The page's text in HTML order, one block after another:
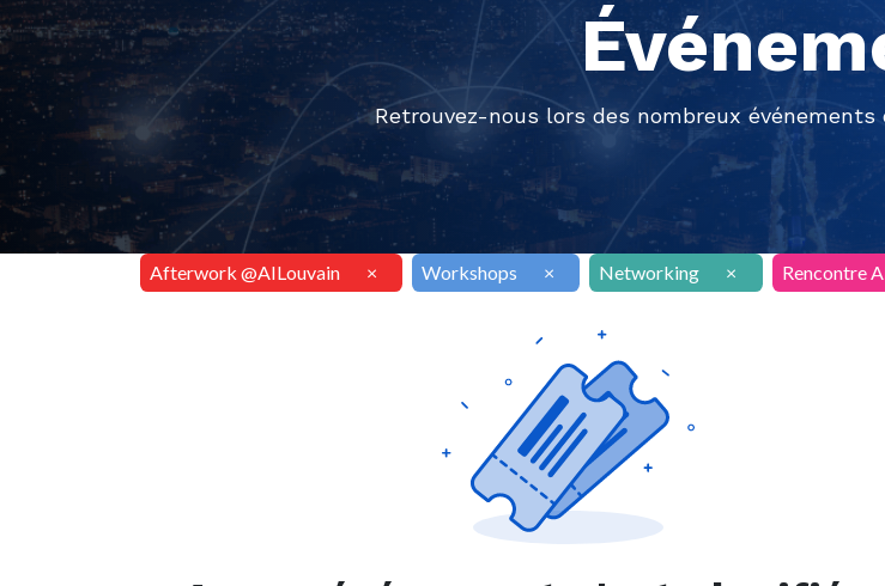
Retrouvez-nous lors des nombreux
Afterwork @AILouvain × Workshops × Networking × Rencontre